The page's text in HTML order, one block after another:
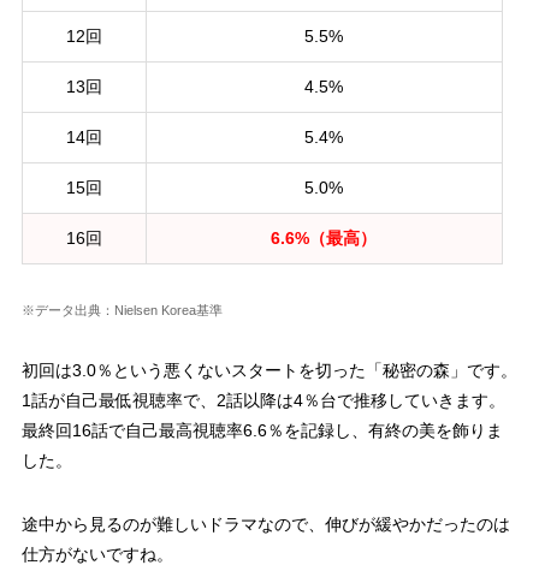
12回 5.5%
13回 4.5%
14回 5.4%
15回 5.0%
16回 6.6%（最高）
※データ出典：Nielsen Korea基準
初回は3.0％という悪くないスタートを切った「秘密の森」です。
1話が自己最低視聴率で、2話以降は4％台で推移していきます。
最終回16話で自己最高視聴率6.6％を記録し、有終の美を飾りま
した。
途中から見るのが難しいドラマなので、伸びが緩やかだったのは
仕方がないですね。